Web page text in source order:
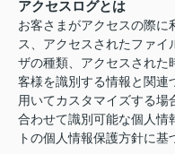
アクセスログとは
お客さまがアクセスの際に
ス、アクセスされたファイ
ザの種類、アクセスされた
客様を識別する情報と関連
用いてカスタマイズする場
合わせて識別可能な個人情
トの個人情報保護方針に基